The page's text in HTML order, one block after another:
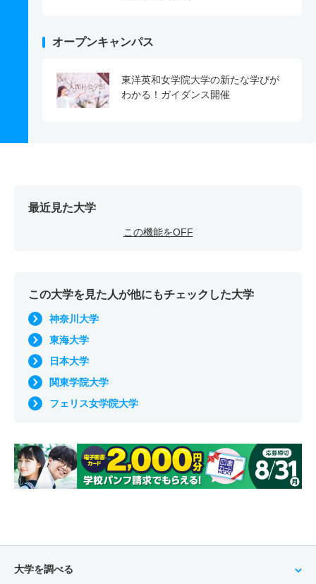
オープンキャンパス
東洋英和女学院大学の新たな学びが
わかる！ガイダンス開催
最近見た大学
この機能をOFF
この大学を見た人が他にもチェックした大学
神奈川大学
東海大学
日本大学
関東学院大学
フェリス女学院大学
大学を調べる